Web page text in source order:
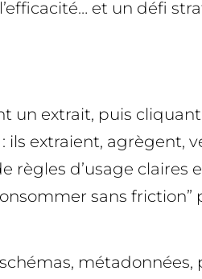
et un défi
un extrait, puis
extraient, agrègent,
d’usage claires
sans